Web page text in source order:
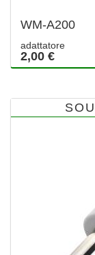
WM-A200
adattatore
2,00 €